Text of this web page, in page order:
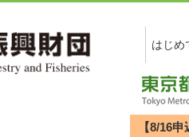
はじめ
【8/16